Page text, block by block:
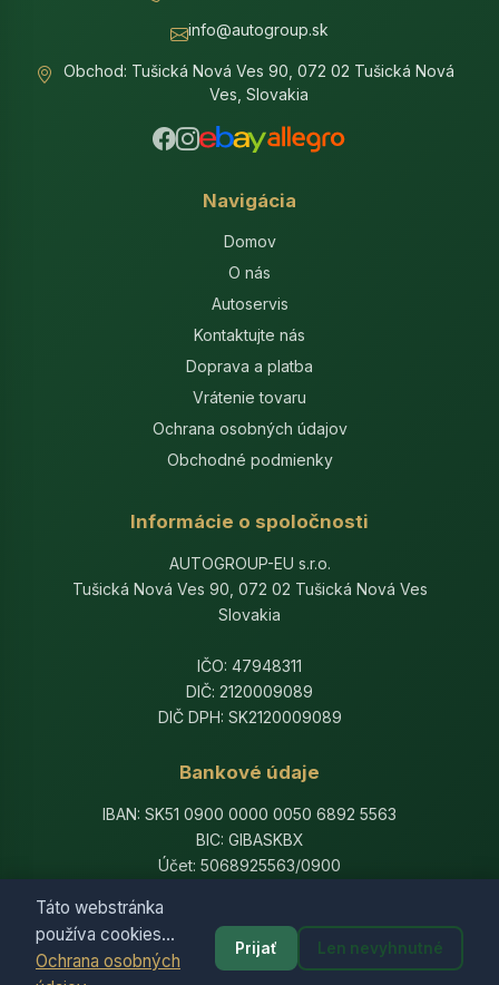
Táto webstránka
používa cookies...
Ochrana osobných
Prijať Len nevyhnutné
info@autogroup.sk
Obchod: Tušická Nová Ves 90, 072 02 Tušická Nová
Ves, Slovakia
Navigácia
Domov
O nás
Autoservis
Kontaktujte nás
Doprava a platba
Vrátenie tovaru
Ochrana osobných údajov
Obchodné podmienky
Informácie o spoločnosti
AUTOGROUP-EU s.r.o.
Tušická Nová Ves 90, 072 02 Tušická Nová Ves
Slovakia
IČO: 47948311
DIČ: 2120009089
DIČ DPH: SK2120009089
Bankové údaje
IBAN: SK51 0900 0000 0050 6892 5563
BIC: GIBASKBX
Účet: 5068925563/0900